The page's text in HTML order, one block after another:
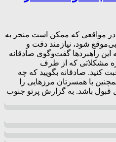
در مواقعی که ممکن است منجر به
شود، نیازمند دقت و
این راهبردها گفت‌وگوی صادقانه
مشکلاتی که از طرف
صادقانه بگویید که چه
با همسرتان مرزهایی را
باشد. به گزارش پرتو جنوب